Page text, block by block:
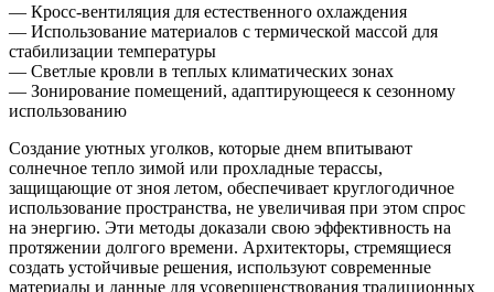
— Кросс-вентиляция для естественного охлаждения
— Использование материалов с термической массой для
стабилизации температуры
— Светлые кровли в теплых климатических зонах
— Зонирование помещений, адаптирующееся к сезонному
использованию
Создание уютных уголков, которые днем впитывают
солнечное тепло зимой или прохладные терассы,
защищающие от зноя летом, обеспечивает круглогодичное
использование пространства, не увеличивая при этом спрос
на энергию. Эти методы доказали свою эффективность на
протяжении долгого времени. Архитекторы, стремящиеся
создать устойчивые решения, используют современные
материалы и данные для усовершенствования традиционных